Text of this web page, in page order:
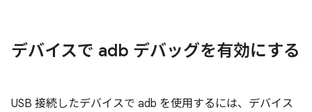
デバイスで adb デバッグを有効にする
USB 接続したデバイスで adb を使用するには、デバイス